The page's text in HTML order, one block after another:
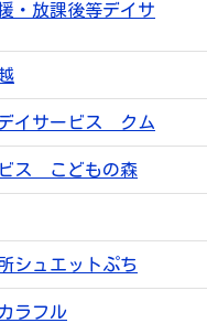
・放課後等デイサ
イサービス クム
ビス こどもの森
シュエットぷち
ラフル